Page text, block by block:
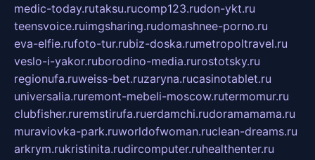
medic-today.rutaksu.rucomp123.rudon-ykt.ru
teensvoice.ruimgsharing.rudomashnee-porno.ru
eva-elfie.rufoto-tur.rubiz-doska.rumetropoltravel.ru
veslo-i-yakor.ruborodino-media.rurostotsky.ru
regionufa.ruweiss-bet.ruzaryna.rucasinotablet.ru
universalia.ruremont-mebeli-moscow.rutermomur.ru
clubfisher.ruremstirufa.ruerdamchi.rudoramamama.ru
muraviovka-park.ruworldofwoman.ruclean-dreams.ru
arkrym.rukristinita.rudircomputer.ruhealthenter.ru